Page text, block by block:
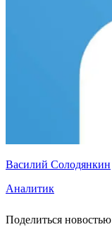
Василий Солодянкин
Аналитик
Поделиться новостью